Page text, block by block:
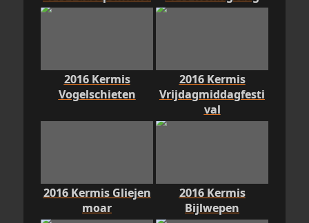
2016 Kermis
Vogelschieten
2016 Kermis
Vrijdagmiddagfesti
val
2016 Kermis Gliejen
moar
2016 Kermis
Bijlwepen